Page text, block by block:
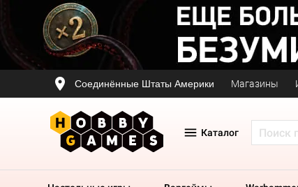
Соединённые Штаты Америки Магазины
Каталог